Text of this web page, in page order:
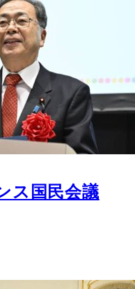
ス国民会議